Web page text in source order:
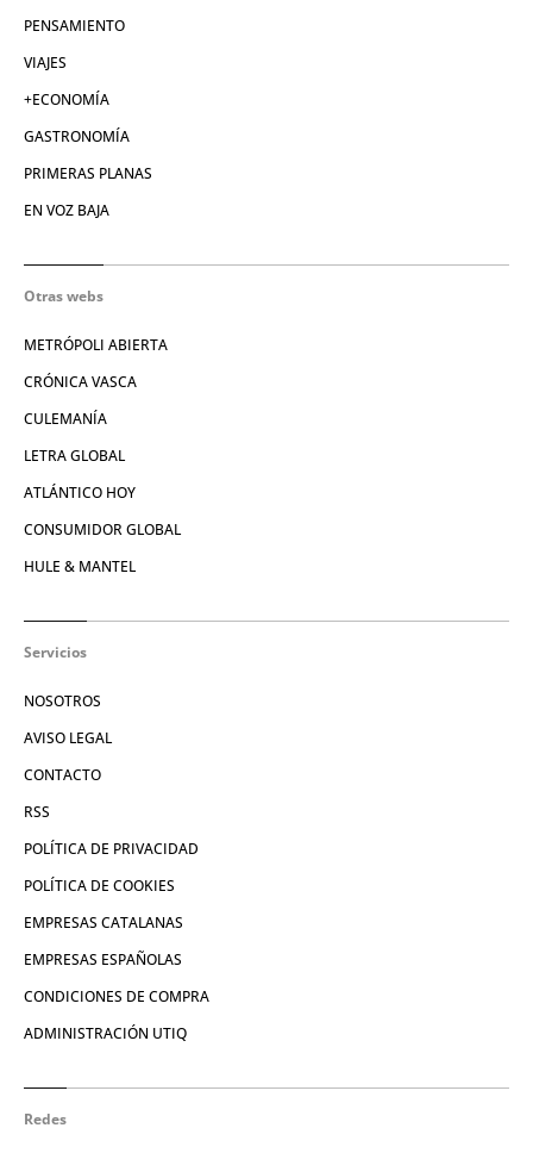
PENSAMIENTO
VIAJES
+ECONOMÍA
GASTRONOMÍA
PRIMERAS PLANAS
EN VOZ BAJA
Otras webs
METRÓPOLI ABIERTA
CRÓNICA VASCA
CULEMANÍA
LETRA GLOBAL
ATLÁNTICO HOY
CONSUMIDOR GLOBAL
HULE & MANTEL
Servicios
NOSOTROS
AVISO LEGAL
CONTACTO
RSS
POLÍTICA DE PRIVACIDAD
POLÍTICA DE COOKIES
EMPRESAS CATALANAS
EMPRESAS ESPAÑOLAS
CONDICIONES DE COMPRA
ADMINISTRACIÓN UTIQ
Redes